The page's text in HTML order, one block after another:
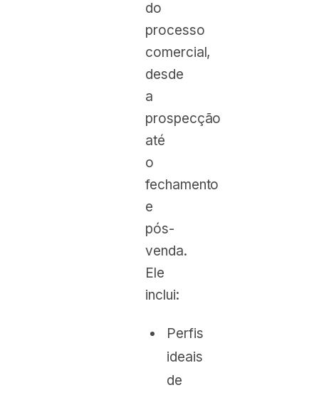
do
processo
comercial,
desde
a
prospecção
até
o
fechamento
e
pós-
venda.
Ele
inclui:
Perfis
ideais
de